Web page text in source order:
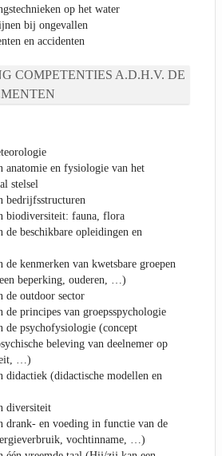
op het water
bij ongevallen
en accidenten
COMPETENTIES A.D.H.V. DE
anatomie en fysiologie van het
stelsel
bedrijfsstructuren
biodiversiteit: fauna, flora
de beschikbare opleidingen en
de kenmerken van kwetsbare groepen
beperking, ouderen, …)
de outdoor sector
de principes van groepsspychologie
de psychofysiologie (concept
beleving van deelnemer op
…)
didactiek (didactische modellen en
diversiteit
drank- en voeding in functie van de
vochtinname, …)